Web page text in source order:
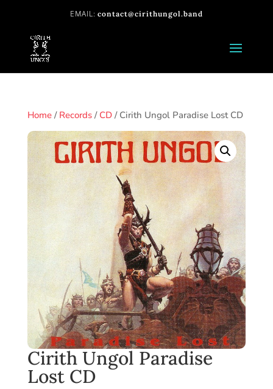
contact@cirithungol.band
Home/ Records/ CD/ Cirith Ungol Paradise Lost CD
Cirith Ungol Paradise
Lost CD